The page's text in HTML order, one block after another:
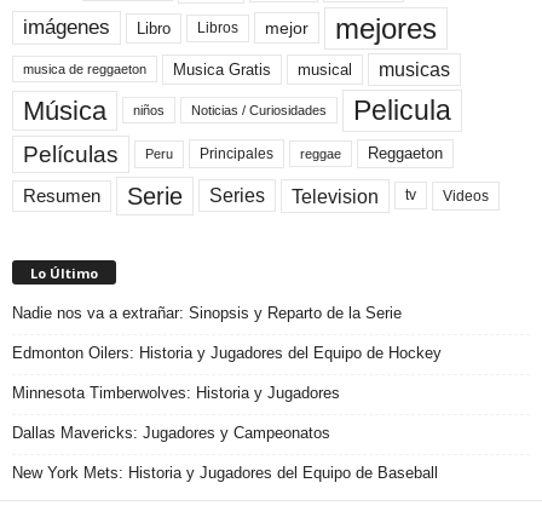
imágenes Libro Libros mejor mejores
musica de reggaeton Musica Gratis musical musicas
Música niños Noticias / Curiosidades Pelicula
Películas Peru Principales reggae Reggaeton
Resumen Serie Series Television tv Videos
Lo Último
Nadie nos va a extrañar: Sinopsis y Reparto de la Serie
Edmonton Oilers: Historia y Jugadores del Equipo de Hockey
Minnesota Timberwolves: Historia y Jugadores
Dallas Mavericks: Jugadores y Campeonatos
New York Mets: Historia y Jugadores del Equipo de Baseball